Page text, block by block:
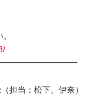
担当：松下、伊奈）